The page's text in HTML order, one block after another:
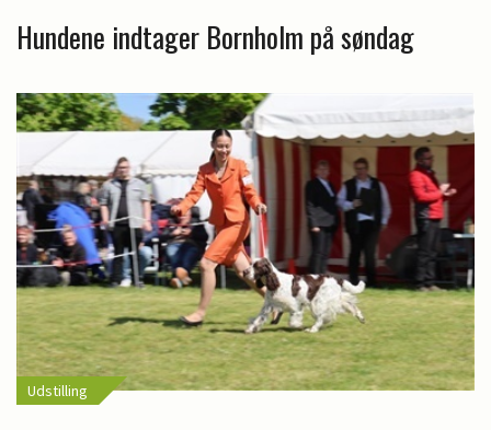
Hundene indtager Bornholm på søndag
Udstilling